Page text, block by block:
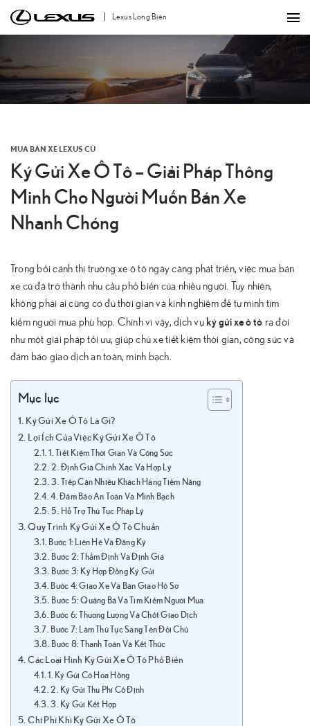
qua
dung
Lexus Long Biên
MUA BÁN XE LEXUS CŨ
Ký Gửi Xe Ô Tô – Giải Pháp Thông
Minh Cho Người Muốn Bán Xe
Nhanh Chóng
Trong bối cảnh thị trường xe ô tô ngày càng phát triển, việc mua bán
xe cũ đã trở thành nhu cầu phổ biến của nhiều người. Tuy nhiên,
không phải ai cũng có đủ thời gian và kinh nghiệm để tự mình tìm
kiếm người mua phù hợp. Chính vì vậy, dịch vụ ký gửi xe ô tô ra đời
như một giải pháp tối ưu, giúp chủ xe tiết kiệm thời gian, công sức và
đảm bảo giao dịch an toàn, minh bạch.
Mục lục
Ký Gửi Xe Ô Tô Là Gì?
Lợi Ích Của Việc Ký Gửi Xe Ô Tô
1. Tiết Kiệm Thời Gian Và Công Sức
2. Định Giá Chính Xác Và Hợp Lý
3. Tiếp Cận Nhiều Khách Hàng Tiềm Năng
4. Đảm Bảo An Toàn Và Minh Bạch
5. Hỗ Trợ Thủ Tục Pháp Lý
Quy Trình Ký Gửi Xe Ô Tô Chuẩn
Bước 1: Liên Hệ Và Đăng Ký
Bước 2: Thẩm Định Và Định Giá
Bước 3: Ký Hợp Đồng Ký Gửi
Bước 4: Giao Xe Và Bàn Giao Hồ Sơ
Bước 5: Quảng Bá Và Tìm Kiếm Người Mua
Bước 6: Thương Lượng Và Chốt Giao Dịch
Bước 7: Làm Thủ Tục Sang Tên Đổi Chủ
Bước 8: Thanh Toán Và Kết Thúc
Các Loại Hình Ký Gửi Xe Ô Tô Phổ Biến
1. Ký Gửi Có Hoa Hồng
2. Ký Gửi Thu Phí Cố Định
3. Ký Gửi Kết Hợp
Chi Phí Khi Ký Gửi Xe Ô Tô